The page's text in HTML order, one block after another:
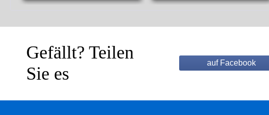
Gefällt? Teilen
Sie es
auf Facebook